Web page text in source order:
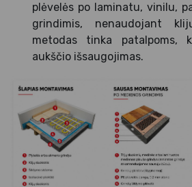
plėvelės po laminatu, vinilu,
grindimis, nenaudojant
metodas tinka patalpoms,
aukščio išsaugojimas.